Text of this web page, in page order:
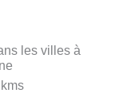
les villes à